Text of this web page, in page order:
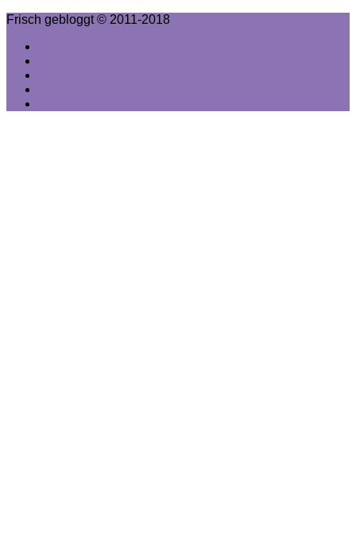
Frisch gebloggt © 2011-2018